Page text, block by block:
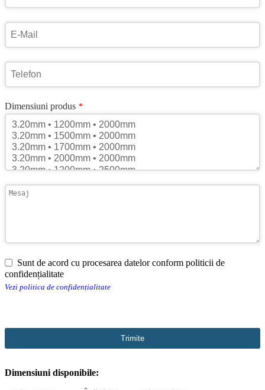
Dimensiuni produs *
Sunt de acord cu procesarea datelor conform politicii de
confidențialitate
Vezi politica de confidențialitate
Trimite
field
Dimensiuni disponibile: